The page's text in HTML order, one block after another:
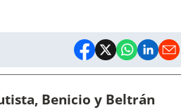
Benicio y Beltrán